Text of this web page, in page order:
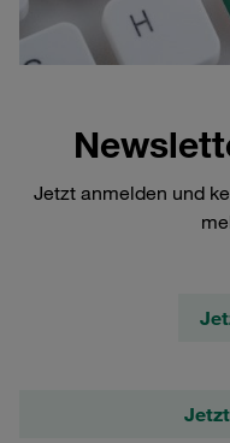
Jetzt anmelden und